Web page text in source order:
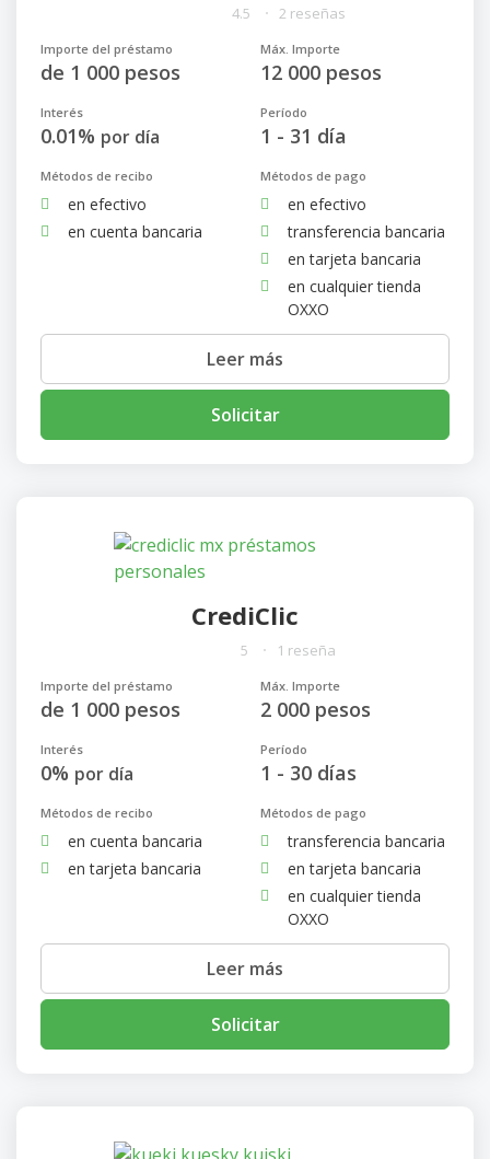
4.5 2 reseñas
Importe del préstamo
de 1 000 pesos
Máx. Importe
12 000 pesos
Interés
0.01% por día
Período
1 - 31 día
Métodos de recibo
en efectivo
en cuenta bancaria
Métodos de pago
en efectivo
transferencia bancaria
en tarjeta bancaria
en cualquier tienda
OXXO
Leer más
Solicitar
CrediClic
5 1 reseña
Importe del préstamo
de 1 000 pesos
Máx. Importe
2 000 pesos
Interés
0% por día
Período
1 - 30 días
Métodos de recibo
en cuenta bancaria
en tarjeta bancaria
Métodos de pago
transferencia bancaria
en tarjeta bancaria
en cualquier tienda
OXXO
Leer más
Solicitar